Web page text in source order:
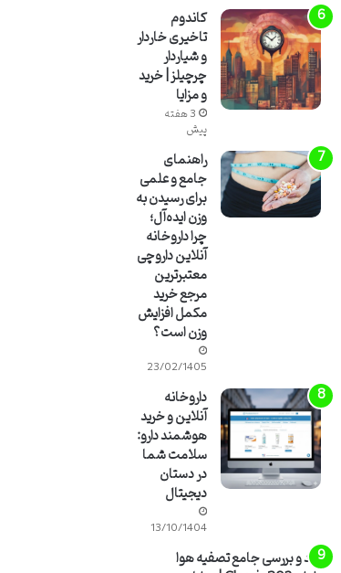
کاندوم
تاخیری خاردار
و شیاردار
چرچیلز | خرید
و مزایا
3 هفته
پیش
راهنمای
جامع و علمی
برای رسیدن به
وزن ایده‌آل؛
چرا داروخانه
آنلاین داروچی
معتبرترین
مرجع خرید
مکمل افزایش
وزن است؟
23/02/1405
داروخانه
آنلاین و خرید
هوشمند دارو:
سلامت شما
در دستان
دیجیتال
13/10/1404
نقد و بررسی جامع تصفیه هوا